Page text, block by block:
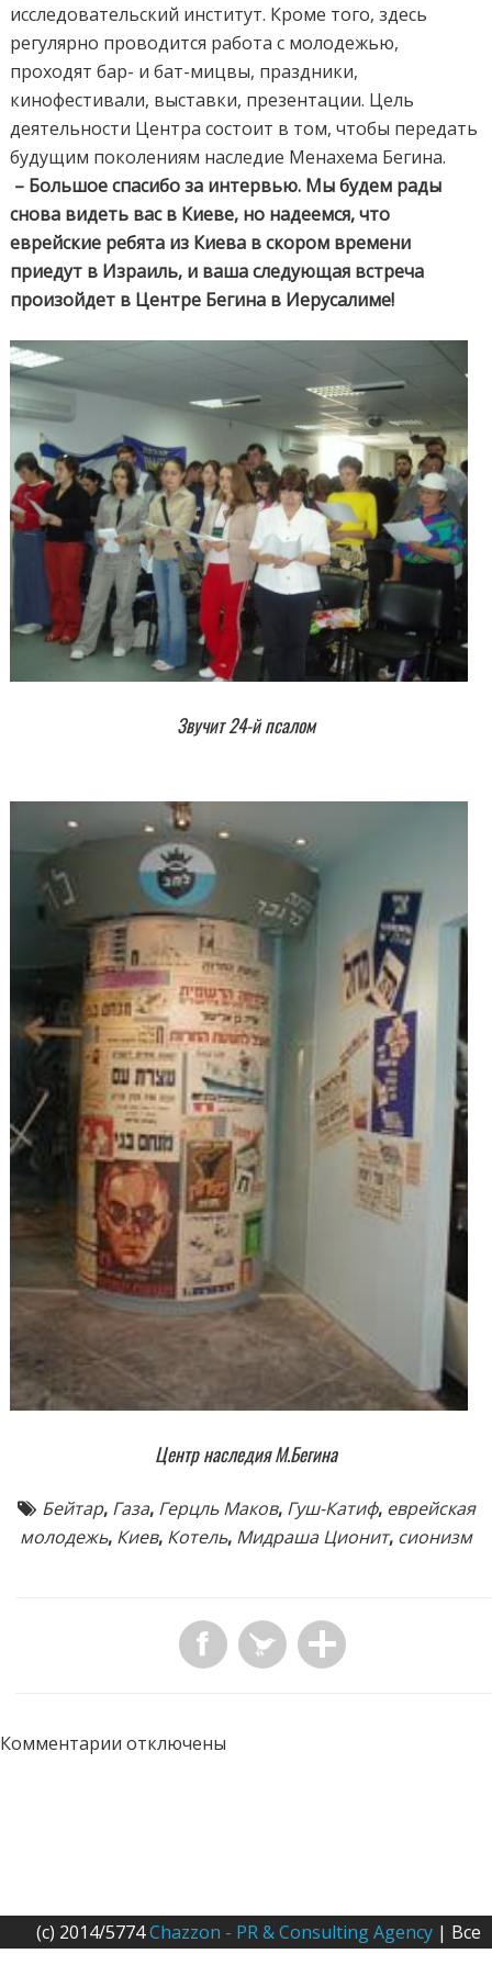
исследовательский институт. Кроме того, здесь
регулярно проводится работа с молодежью,
проходят бар- и бат-мицвы, праздники,
кинофестивали, выставки, презентации. Цель
деятельности Центра состоит в том, чтобы передать
будущим поколениям наследие Менахема Бегина.
– Большое спасибо за интервью. Мы будем рады
снова видеть вас в Киеве, но надеемся, что
еврейские ребята из Киева в скором времени
приедут в Израиль, и ваша следующая встреча
произойдет в Центре Бегина в Иерусалиме!
Звучит 24-й псалом
Центр наследия М.Бегина
Бейтар, Газа, Герцль Маков, Гуш-Катиф, еврейская
молодежь, Киев, Котель, Мидраша Ционит, сионизм
Комментарии отключены
(c) 2014/5774Chazzon - PR & Consulting Agency| Все